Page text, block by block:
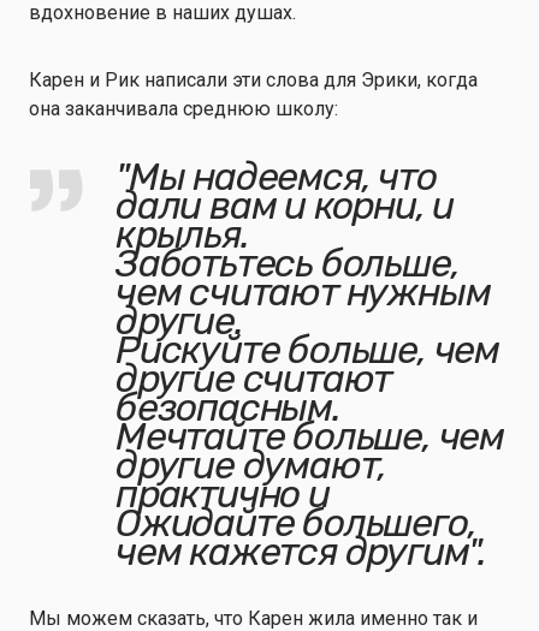
вдохновение в наших душах.
Карен и Рик написали эти слова для Эрики, когда
она заканчивала среднюю школу:
"Мы надеемся, что
дали вам и корни, и
крылья.
Заботьтесь больше,
чем считают нужным
другие.
Рискуйте больше, чем
другие считают
безопасным.
Мечтайте больше, чем
другие думают,
практично и
Ожидайте большего,
чем кажется другим".
Мы можем сказать, что Карен жила именно так и